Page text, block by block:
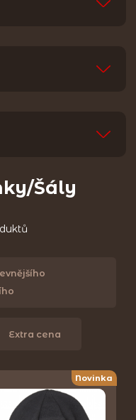
Šály
Extra cena
Novinka